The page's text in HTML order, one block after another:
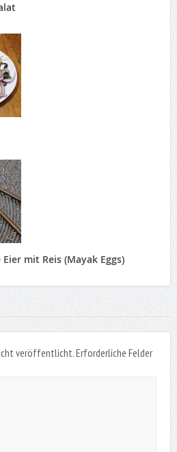
mit Reis (Mayak Eggs)
veröffentlicht.Erforderliche Felder